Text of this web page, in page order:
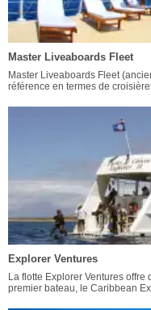
Master Liveaboards Fleet
Master Liveaboards Fleet
référence en termes de
Explorer Ventures
La flotte Explorer Ventures
premier bateau, le Caribbean